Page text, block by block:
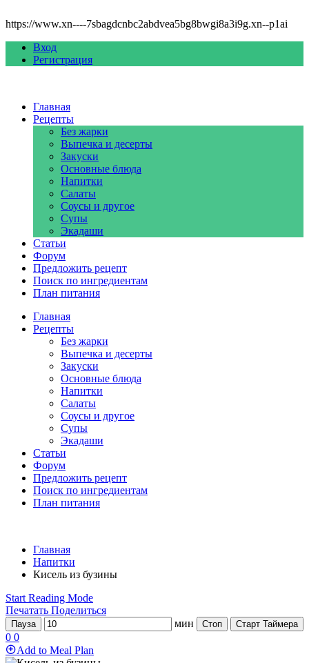
https://www.xn----7sbagdcnbc2abdvea5bg8bwgi8a3i9g.xn--p1ai
Вход
Регистрация
Главная
Рецепты
Без жарки
Выпечка и десерты
Закуски
Основные блюда
Напитки
Салаты
Соусы и другое
Супы
Экадаши
Статьи
Форум
Предложить рецепт
Поиск по ингредиентам
План питания
Главная
Рецепты
Без жарки
Выпечка и десерты
Закуски
Основные блюда
Напитки
Салаты
Соусы и другое
Супы
Экадаши
Статьи
Форум
Предложить рецепт
Поиск по ингредиентам
План питания
Главная
Напитки
Кисель из бузины
Start Reading Mode
Печатать Поделиться
Пауза мин Стоп Старт Таймера
0 0
Add to Meal Plan